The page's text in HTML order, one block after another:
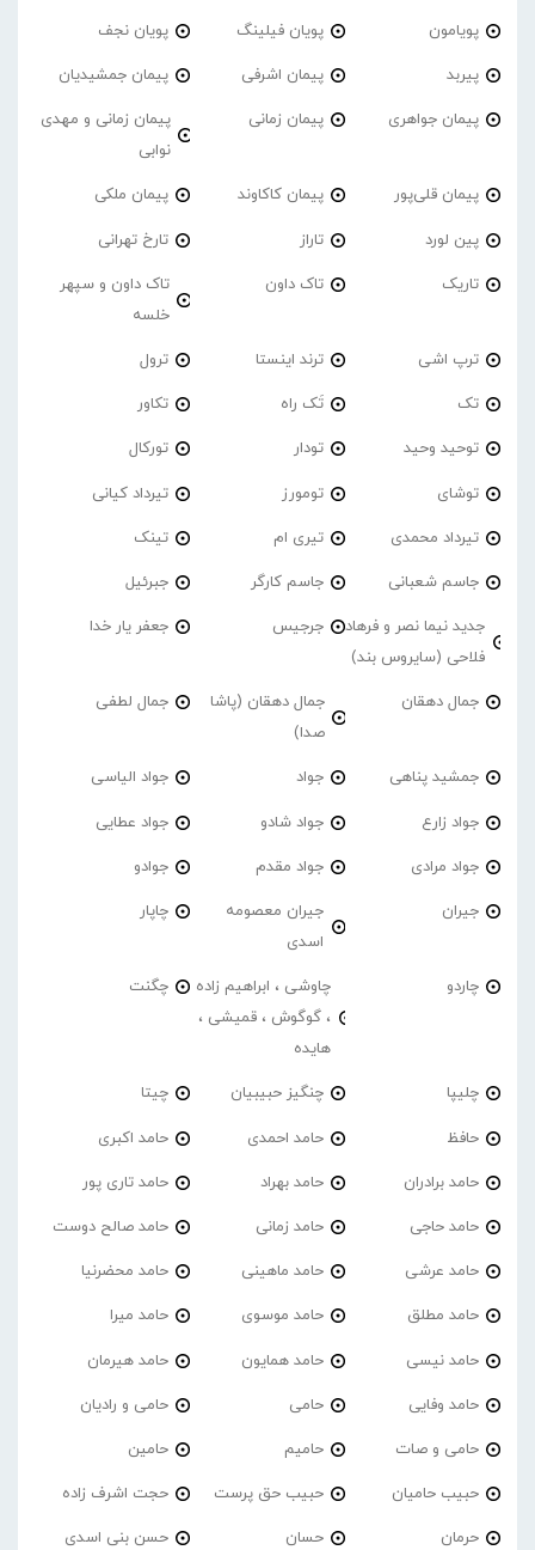
پویامون پویان فیلینگ پویان نجف
پیربد پیمان اشرفی پیمان جمشیدیان
پیمان جواهری پیمان زمانی
پیمان زمانی و مهدی
نوابی
پیمان قلی‌پور پیمان کاکاوند پیمان ملکی
پین لورد تاراز تارخ تهرانی
تاریک تاک داون
تاک داون و سپهر
خلسه
ترپ اشی ترند اینستا ترول
تک تَک راه تکاور
توحید وحید تودار تورکال
توشای تومورز تیرداد کیانی
تیرداد محمدی تیری ام تینک
جاسم شعبانی جاسم کارگر جبرئیل
جدید نیما نصر و فرهاد
فلاحی (سایروس بند)
جرجیس جعفر یار خدا
جمال دهقان
جمال دهقان (پاشا
صدا)
جمال لطفی
جمشید پناهی جواد جواد الیاسی
جواد زارع جواد شادو جواد عطایی
جواد مرادی جواد مقدم جوادو
جیران
جیران معصومه
اسدی
چاپار
چاردو
چاوشی ، ابراهیم زاده
، گوگوش ، قمیشی ،
هایده
چگنت
چلیپا چنگیز حبیبیان چیتا
حافظ حامد احمدی حامد اکبری
حامد برادران حامد بهراد حامد تاری پور
حامد حاجی حامد زمانی حامد صالح دوست
حامد عرشی حامد ماهینی حامد محضرنیا
حامد مطلق حامد موسوی حامد میرا
حامد نیسی حامد همایون حامد هیرمان
حامد وفایی حامی حامی و رادیان
حامی و صات حامیم حامین
حبیب حامیان حبیب حق پرست حجت اشرف زاده
حرمان حسان حسن بنی اسدی